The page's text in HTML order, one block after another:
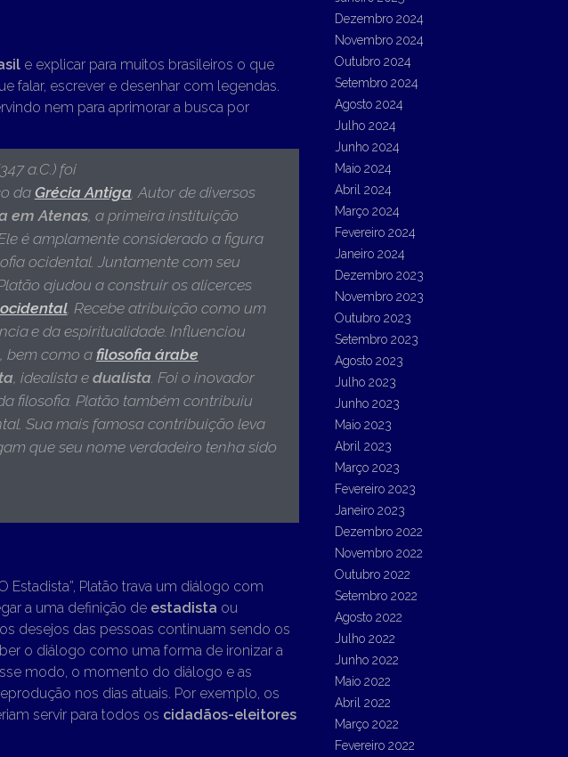
e explicar para muitos brasileiros o que
falar, escrever e desenhar com legendas.
nem para aprimorar a busca por
a.C.) foi
da Grécia Antiga. Autor de diversos
em Atenas, a primeira instituição
é amplamente considerado a figura
ocidental. Juntamente com seu
ajudou a construir os alicerces
. Recebe atribuição como um
e da espiritualidade. Influenciou
, bem como a filosofia árabe
, idealista e dualista. Foi o inovador
filosofia. Platão também contribuiu
Sua mais famosa contribuição leva
que seu nome verdadeiro tenha sido
Estadista”, Platão trava um diálogo com
a uma definição de estadista ou
desejos das pessoas continuam sendo os
o diálogo como uma forma de ironizar a
modo, o momento do diálogo e as
nos dias atuais. Por exemplo, os
servir para todos os cidadãos-eleitores
Dezembro 2024
Novembro 2024
Outubro 2024
Setembro 2024
Agosto 2024
Julho 2024
Junho 2024
Maio 2024
Abril 2024
Março 2024
Fevereiro 2024
Janeiro 2024
Dezembro 2023
Novembro 2023
Outubro 2023
Setembro 2023
Agosto 2023
Julho 2023
Junho 2023
Maio 2023
Abril 2023
Março 2023
Fevereiro 2023
Janeiro 2023
Dezembro 2022
Novembro 2022
Outubro 2022
Setembro 2022
Agosto 2022
Julho 2022
Junho 2022
Maio 2022
Abril 2022
Março 2022
Fevereiro 2022